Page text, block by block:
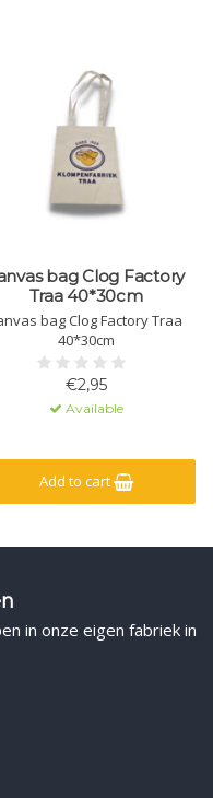
bag Clog Factory
Traa 40*30cm
bag Clog Factory Traa
40*30cm
€2,95
Available
Add to cart
in onze eigen fabriek in